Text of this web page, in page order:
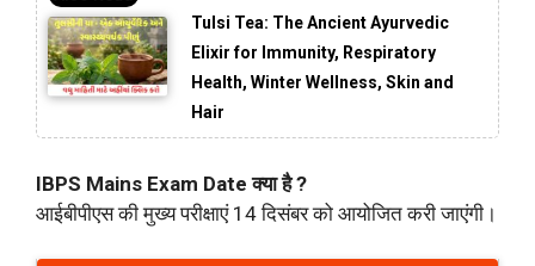
Tulsi Tea: The Ancient Ayurvedic
Elixir for Immunity, Respiratory
Health, Winter Wellness, Skin and
Hair
IBPS Mains Exam Date क्या है ?
आईबीपीएस की मुख्य परीक्षाएं 14 दिसंबर को आयोजित करी जाएंगी।